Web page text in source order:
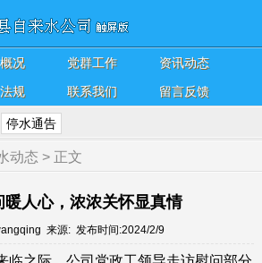
况 党群工作
资讯动态
规 联系我们 留言反馈
停水通告
动态 > 正文
暖人心，浓浓关怀显真情
来源: 发布时间:2024/2/9